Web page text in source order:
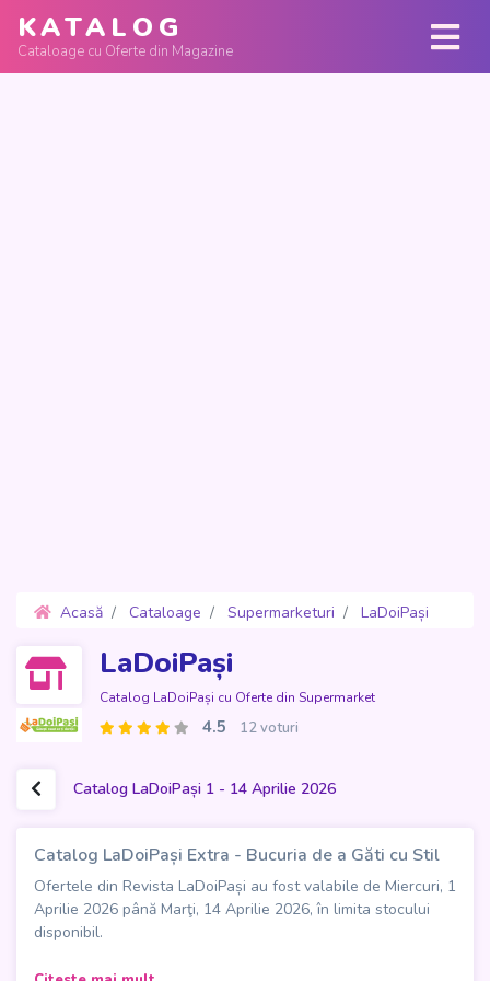
KATALOG
Cataloage cu Oferte din Magazine
Acasă Cataloage Supermarketuri
LaDoiPași
LaDoiPași
Catalog LaDoiPași cu Oferte din Supermarket
4.5 12 voturi
Catalog LaDoiPași 1 - 14 Aprilie 2026
Catalog LaDoiPași Extra - Bucuria de a Găti cu Stil
Ofertele din Revista LaDoiPași au fost valabile de Miercuri, 1
Aprilie 2026 până Marţi, 14 Aprilie 2026, în limita stocului
disponibil.
Catalogul LaDoiPași Extra - "Bucuria de a Găti cu Stil" aduce